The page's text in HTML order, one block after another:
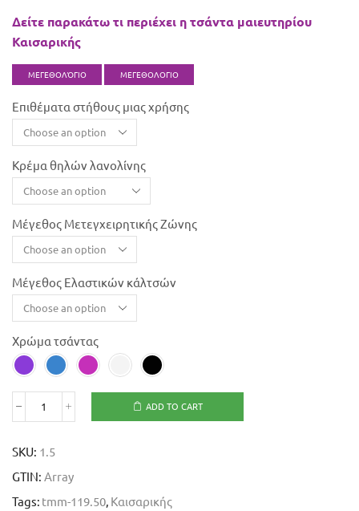
Δείτε παρακάτω τι περιέχει η τσάντα μαιευτηρίου
Καισαρικής
ΜΕΓΕΘΟΛΌΓΙΟ ΜΕΓΕΘΟΛΟΓΙΟ
Επιθέματα στήθους μιας χρήσης
Κρέμα θηλών λανολίνης
Μέγεθος Μετεγχειρητικής Ζώνης
Μέγεθος Ελαστικών κάλτσών
Χρώμα τσάντας
ADD TO CART
SKU: 1.5
GTIN: Array
Tags: tmm-119.50, Καισαρικής